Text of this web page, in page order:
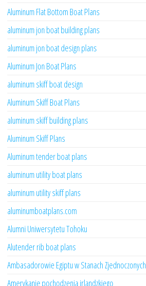
Aluminum Flat Bottom Boat Plans
aluminum jon boat building plans
aluminum jon boat design plans
Aluminum Jon Boat Plans
aluminum skiff boat design
Aluminum Skiff Boat Plans
aluminum skiff building plans
Aluminum Skiff Plans
Aluminum tender boat plans
aluminum utility boat plans
aluminum utility skiff plans
aluminumboatplans.com
Alumni Uniwersytetu Tohoku
Alutender rib boat plans
Ambasadorowie Egiptu w Stanach Zjednoczonych
Amerykanie pochodzenia irlandzkiego